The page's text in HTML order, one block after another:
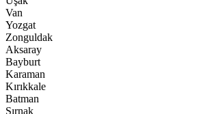
Van
Yozgat
Zonguldak
Aksaray
Bayburt
Karaman
Kırıkkale
Batman
Şırnak